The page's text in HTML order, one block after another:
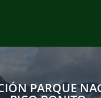
PARQUE